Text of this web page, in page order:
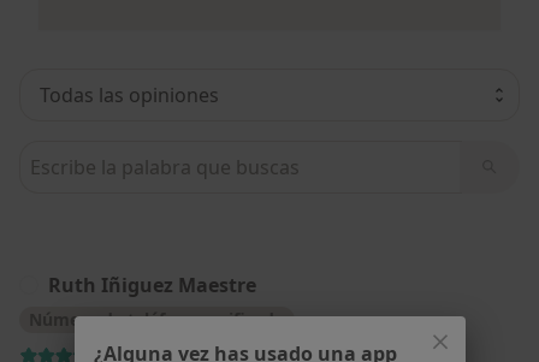
Busca en opiniones
Ruth Iñiguez Maestre
Número de teléfono verificado
¿Alguna vez has usado una app